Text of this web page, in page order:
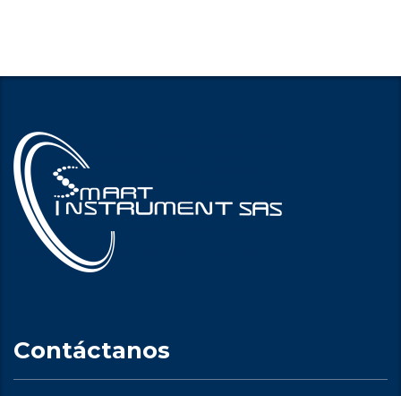
Contáctanos